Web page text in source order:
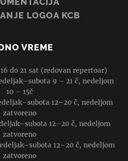
LOGOA KCB
VREME
do 21 sat (redovan repertoar)
9 – 21 č, nedeljom
10 – 15č
12–20 č, nedeljom
zatvoreno
12–20 č, nedeljom
zatvoreno
12–20 č, nedeljom
zatvoreno